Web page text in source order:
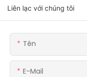
Liên lạc với chúng tôi
Tên
E-Mail